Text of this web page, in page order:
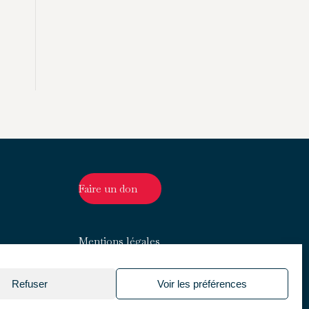
Refuser Voir les préférences
Faire un don
Mentions légales